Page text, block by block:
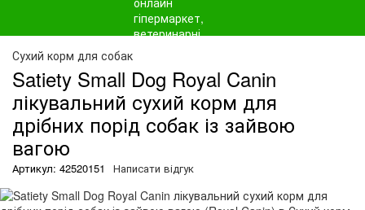
Сухий корм для собак
Satiety Small Dog Royal Canin
лікувальний сухий корм для
дрібних порід собак із зайвою
вагою
Артикул: 42520151 Написати відгук